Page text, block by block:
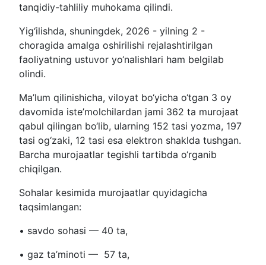
tanqidiy-tahliliy muhokama qilindi.
Yig‘ilishda, shuningdek, 2026 - yilning 2 -
choragida amalga oshirilishi rejalashtirilgan
faoliyatning ustuvor yo‘nalishlari ham belgilab
olindi.
Ma’lum qilinishicha, viloyat bo‘yicha o‘tgan 3 oy
davomida iste’molchilardan jami 362 ta murojaat
qabul qilingan bo‘lib, ularning 152 tasi yozma, 197
tasi og‘zaki, 12 tasi esa elektron shaklda tushgan.
Barcha murojaatlar tegishli tartibda o‘rganib
chiqilgan.
Sohalar kesimida murojaatlar quyidagicha
taqsimlangan:
• savdo sohasi — 40 ta,
• gaz ta’minoti — 57 ta,